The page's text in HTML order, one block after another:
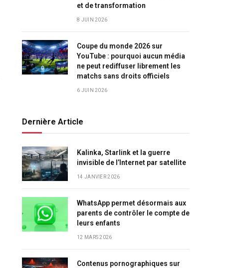
et de transformation
8 JUIN 2026
Coupe du monde 2026 sur
YouTube : pourquoi aucun média
ne peut rediffuser librement les
matchs sans droits officiels
6 JUIN 2026
Dernière Article
Kalinka, Starlink et la guerre
invisible de l’Internet par satellite
14 JANVIER 2026
WhatsApp permet désormais aux
parents de contrôler le compte de
leurs enfants
12 MARS 2026
Contenus pornographiques sur